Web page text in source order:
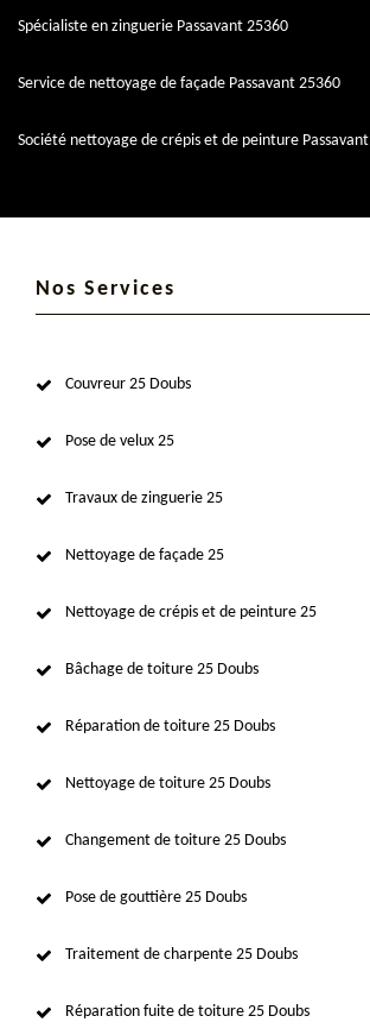
Spécialiste en zinguerie Passavant 25360
Service de nettoyage de façade Passavant 25360
Société nettoyage de crépis et de peinture
Nos Services
Couvreur 25 Doubs
Pose de velux 25
Travaux de zinguerie 25
Nettoyage de façade 25
Nettoyage de crépis et de peinture 25
Bâchage de toiture 25 Doubs
Réparation de toiture 25 Doubs
Nettoyage de toiture 25 Doubs
Changement de toiture 25 Doubs
Pose de gouttière 25 Doubs
Traitement de charpente 25 Doubs
Réparation fuite de toiture 25 Doubs